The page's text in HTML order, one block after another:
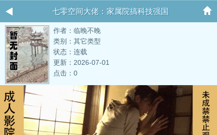
七零空间大佬：家属院搞科技强国
作者：临晚不晚
类别：其它类型
状态：连载
更新：2026-07-01
点击：0